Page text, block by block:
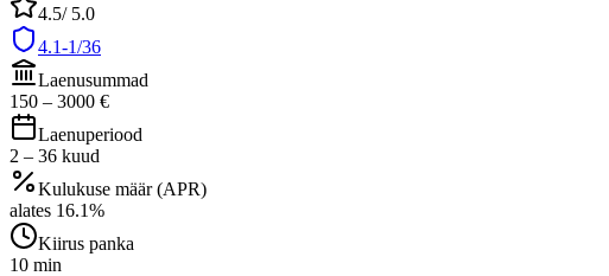
4.5/ 5.0
4.1-1/36
Laenusummad
150 – 3000 €
Laenuperiood
2 – 36 kuud
Kulukuse määr (APR)
alates 16.1%
Kiirus panka
10 min